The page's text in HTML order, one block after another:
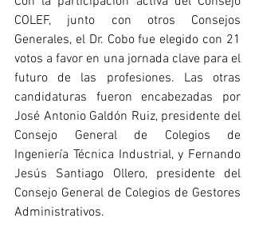
COLEF, junto con otros Consejos
Generales, el Dr. Cobo fue elegido con 21
votos a favor en una jornada clave para el
futuro de las profesiones. Las otras
candidaturas fueron encabezadas por
José Antonio Galdón Ruiz, presidente del
Consejo General de Colegios de
Ingeniería Técnica Industrial, y Fernando
Jesús Santiago Ollero, presidente del
Consejo General de Colegios de Gestores
Administrativos.